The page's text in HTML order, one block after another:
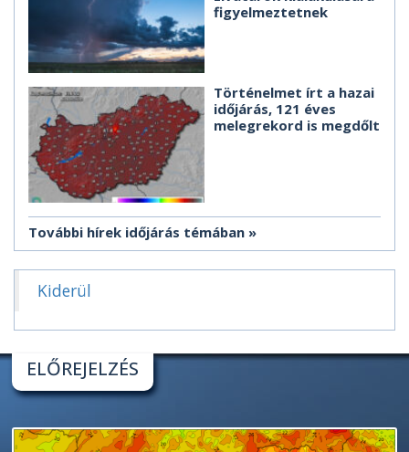
figyelmeztetnek
Történelmet írt a hazai
időjárás, 121 éves
melegrekord is megdőlt
További hírek időjárás témában
Kiderül
ELŐREJELZÉS